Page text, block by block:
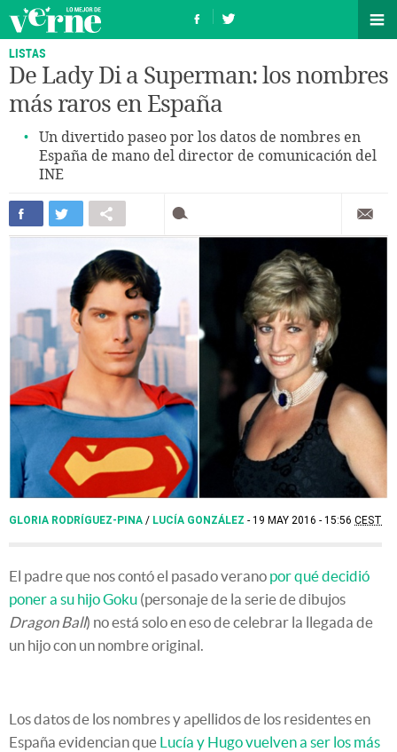
LISTAS
De Lady Di a Superman: los nombres
más raros en España
Un divertido paseo por los datos de nombres en
España de mano del director de comunicación del
INE
GLORIA RODRÍGUEZ-PINA / LUCÍA GONZÁLEZ 19 MAY 2016 - 15:56 CEST
El padre que nos contó el pasado verano por qué decidió
poner a su hijo Goku (personaje de la serie de dibujos
Dragon Ball) no está solo en eso de celebrar la llegada de
un hijo con un nombre original.
Los datos de los nombres y apellidos de los residentes en
España evidencian que Lucía y Hugo vuelven a ser los más